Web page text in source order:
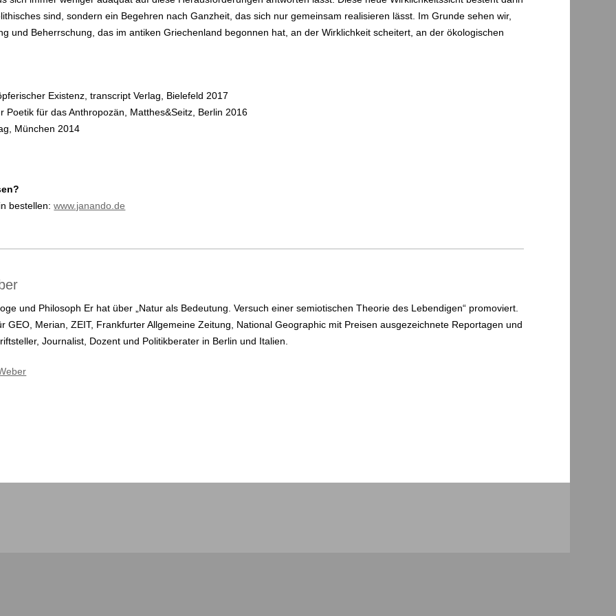
sind, sondern ein Begehren nach Ganzheit, das sich nur gemeinsam realisieren lässt. Im Grunde sehen wir,
und Beherrschung, das im antiken Griechenland begonnen hat, an der Wirklichkeit scheitert, an der ökologischen
Existenz, transcript Verlag, Bielefeld 2017
für das Anthropozän, Matthes&Seitz, Berlin 2016
München 2014
bestellen:www.janando.de
und Philosoph Er hat über „Natur als Bedeutung. Versuch einer semiotischen Theorie des Lebendigen“ promoviert.
GEO, Merian, ZEIT, Frankfurter Allgemeine Zeitung, National Geographic mit Preisen ausgezeichnete Reportagen und
Journalist, Dozent und Politikberater in Berlin und Italien.